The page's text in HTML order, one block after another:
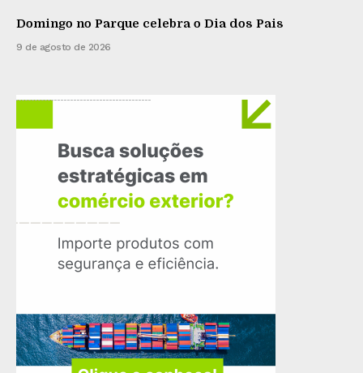
Domingo no Parque celebra o Dia dos Pais
9 de agosto de 2026